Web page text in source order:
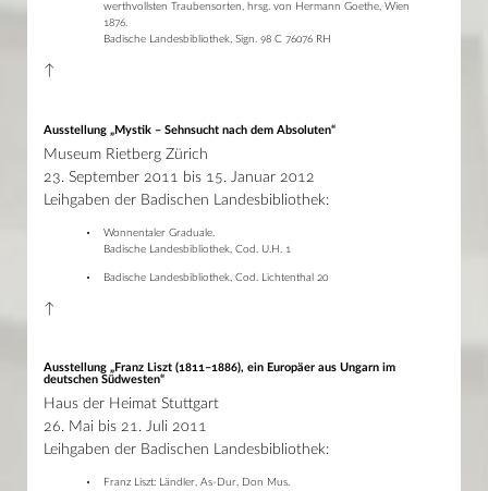
Kontakt
werthvollsten Traubensorten, hrsg. von Hermann Goethe, Wien
1876.
Badische Landesbibliothek, Sign. 98 C 76076 RH
↑
Ausstellung „Mystik – Sehnsucht nach dem Absoluten“
Museum Rietberg Zürich
23. September 2011 bis 15. Januar 2012
Leihgaben der Badischen Landesbibliothek:
Wonnentaler Graduale.
Badische Landesbibliothek, Cod. U.H. 1
Badische Landesbibliothek, Cod. Lichtenthal 20
↑
Ausstellung „Franz Liszt (1811–1886), ein Europäer aus Ungarn im
deutschen Südwesten“
Haus der Heimat Stuttgart
26. Mai bis 21. Juli 2011
Leihgaben der Badischen Landesbibliothek:
Franz Liszt: Ländler, As-Dur, Don Mus.